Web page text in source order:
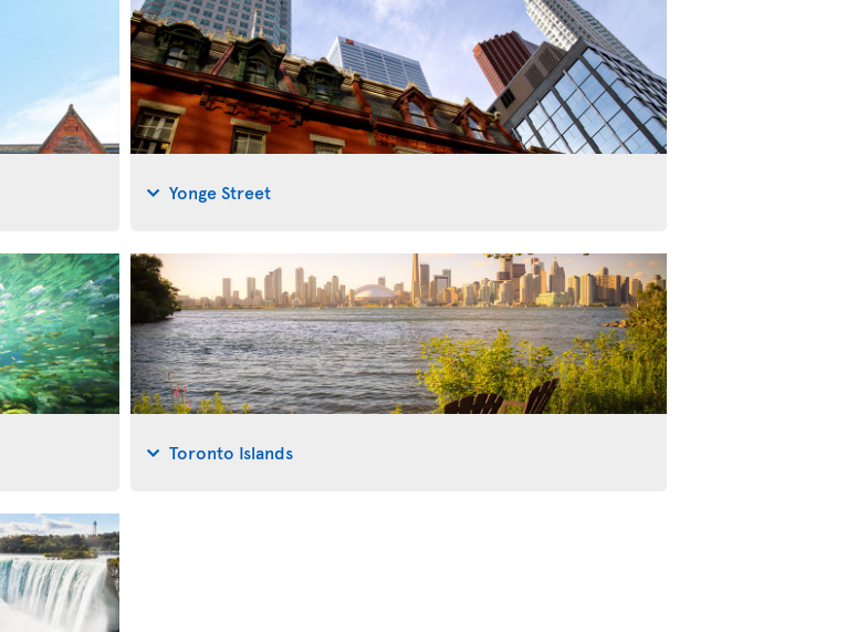
Yonge Street
Toronto Islands